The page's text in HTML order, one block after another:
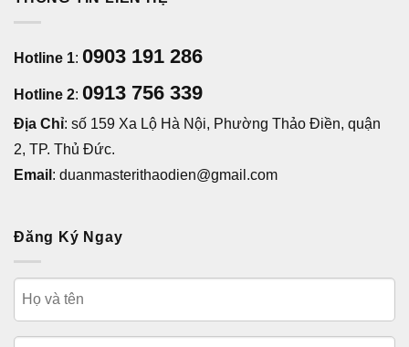
Hotline 1: 0903 191 286
Hotline 2: 0913 756 339
Địa Chỉ: số 159 Xa Lộ Hà Nội, Phường Thảo Điền, quận
2, TP. Thủ Đức.
Email : duanmasterithaodien@gmail.com
Đăng Ký Ngay